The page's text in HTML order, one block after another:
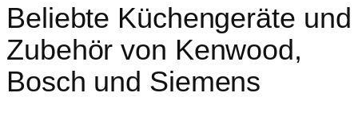
Beliebte Küchengeräte und
Zubehör von Kenwood,
Bosch und Siemens